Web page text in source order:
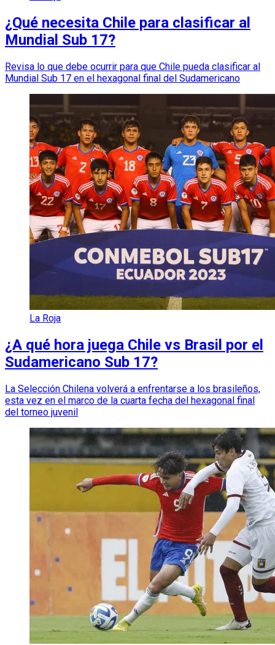
¿Qué necesita Chile para clasificar al
Mundial Sub 17?
Revisa lo que debe ocurrir para que Chile pueda clasificar al
Mundial Sub 17 en el hexagonal final del Sudamericano
La Roja
¿A qué hora juega Chile vs Brasil por el
Sudamericano Sub 17?
La Selección Chilena volverá a enfrentarse a los brasileños,
esta vez en el marco de la cuarta fecha del hexagonal final
del torneo juvenil